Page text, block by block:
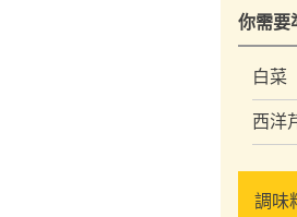
你需要
白菜
西洋
調味